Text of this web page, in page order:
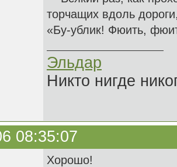
торчащих вдоль
«Бу-ублик! Фюить,
Эльдар
Никто нигде
08:35:07
Хорошо!